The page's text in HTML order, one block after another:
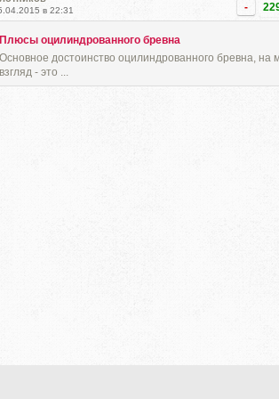
-
в 22:31
Плюсы оцилиндрованного бревна
Основное достоинство оцилиндрованного бревна, на
взгляд - это ...